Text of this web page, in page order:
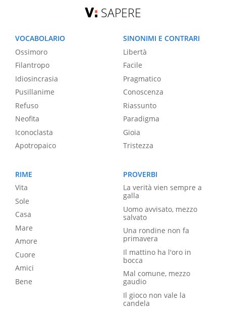
SAPERE
VOCABOLARIO
Ossimoro
Filantropo
Idiosincrasia
Pusillanime
Refuso
Neofita
Iconoclasta
Apotropaico
SINONIMI E CONTRARI
Libertà
Facile
Pragmatico
Conoscenza
Riassunto
Paradigma
Gioia
Tristezza
RIME
Vita
Sole
Casa
Mare
Amore
Cuore
Amici
Bene
PROVERBI
La verità vien sempre a
galla
Uomo avvisato, mezzo
salvato
Una rondine non fa
primavera
Il mattino ha l'oro in
bocca
Mal comune, mezzo
gaudio
Il gioco non vale la
candela